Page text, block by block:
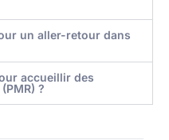
un aller-retour dans
accueillir des
?